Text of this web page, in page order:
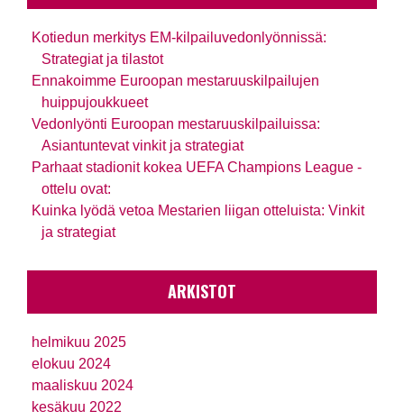
Kotiedun merkitys EM-kilpailuvedonlyönnissä:
Strategiat ja tilastot
Ennakoimme Euroopan mestaruuskilpailujen
huippujoukkueet
Vedonlyönti Euroopan mestaruuskilpailuissa:
Asiantuntevat vinkit ja strategiat
Parhaat stadionit kokea UEFA Champions League -
ottelu ovat:
Kuinka lyödä vetoa Mestarien liigan otteluista: Vinkit
ja strategiat
ARKISTOT
helmikuu 2025
elokuu 2024
maaliskuu 2024
kesäkuu 2022